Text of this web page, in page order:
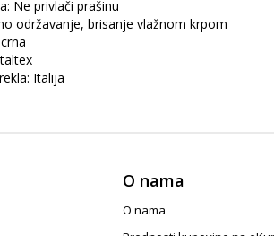
Ne privlači prašinu
održavanje, brisanje vlažnom krpom
Italija
O nama
O nama